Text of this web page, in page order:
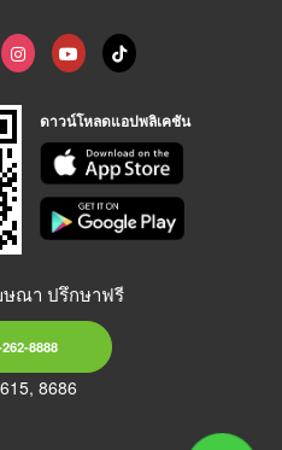
ดาวน์โหลดแอปพลิเคชัน
ษณา ปรึกษาฟรี
8888
8686